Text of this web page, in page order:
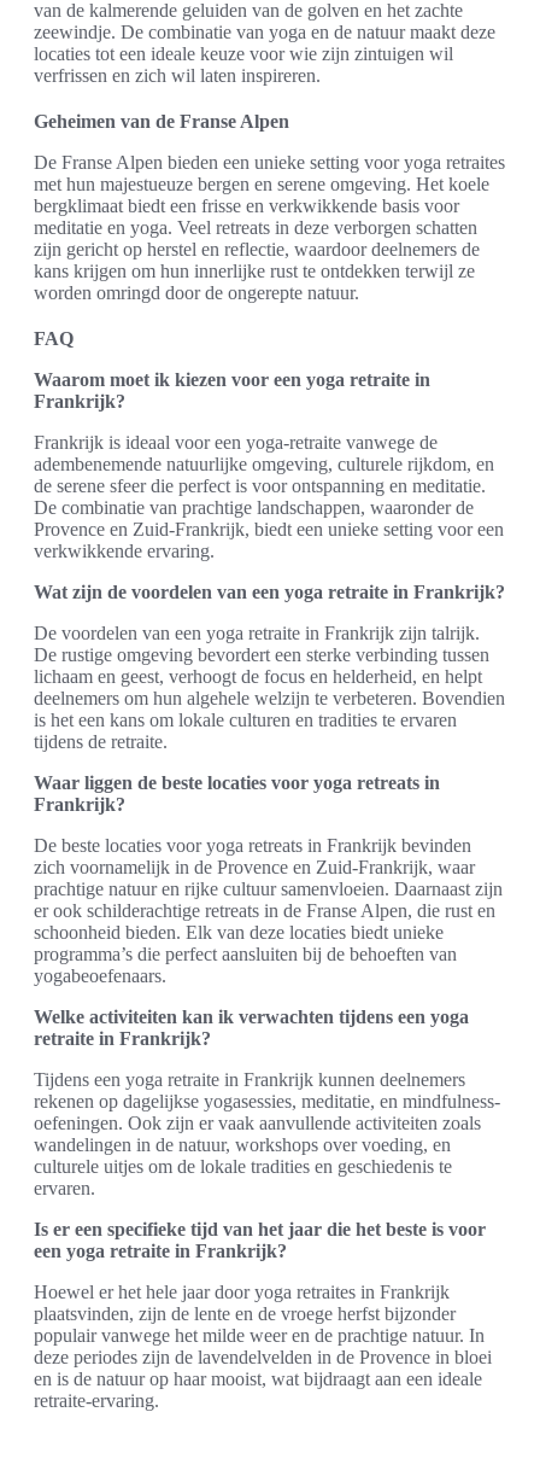
van de kalmerende geluiden van de golven en het zachte
zeewindje. De combinatie van yoga en de natuur maakt deze
locaties tot een ideale keuze voor wie zijn zintuigen wil
verfrissen en zich wil laten inspireren.
Geheimen van de Franse Alpen
De Franse Alpen bieden een unieke setting voor yoga retraites
met hun majestueuze bergen en serene omgeving. Het koele
bergklimaat biedt een frisse en verkwikkende basis voor
meditatie en yoga. Veel retreats in deze verborgen schatten
zijn gericht op herstel en reflectie, waardoor deelnemers de
kans krijgen om hun innerlijke rust te ontdekken terwijl ze
worden omringd door de ongerepte natuur.
FAQ
Waarom moet ik kiezen voor een yoga retraite in
Frankrijk?
Frankrijk is ideaal voor een yoga-retraite vanwege de
adembenemende natuurlijke omgeving, culturele rijkdom, en
de serene sfeer die perfect is voor ontspanning en meditatie.
De combinatie van prachtige landschappen, waaronder de
Provence en Zuid-Frankrijk, biedt een unieke setting voor een
verkwikkende ervaring.
Wat zijn de voordelen van een yoga retraite in Frankrijk?
De voordelen van een yoga retraite in Frankrijk zijn talrijk.
De rustige omgeving bevordert een sterke verbinding tussen
lichaam en geest, verhoogt de focus en helderheid, en helpt
deelnemers om hun algehele welzijn te verbeteren. Bovendien
is het een kans om lokale culturen en tradities te ervaren
tijdens de retraite.
Waar liggen de beste locaties voor yoga retreats in
Frankrijk?
De beste locaties voor yoga retreats in Frankrijk bevinden
zich voornamelijk in de Provence en Zuid-Frankrijk, waar
prachtige natuur en rijke cultuur samenvloeien. Daarnaast zijn
er ook schilderachtige retreats in de Franse Alpen, die rust en
schoonheid bieden. Elk van deze locaties biedt unieke
programma’s die perfect aansluiten bij de behoeften van
yogabeoefenaars.
Welke activiteiten kan ik verwachten tijdens een yoga
retraite in Frankrijk?
Tijdens een yoga retraite in Frankrijk kunnen deelnemers
rekenen op dagelijkse yogasessies, meditatie, en mindfulness-
oefeningen. Ook zijn er vaak aanvullende activiteiten zoals
wandelingen in de natuur, workshops over voeding, en
culturele uitjes om de lokale tradities en geschiedenis te
ervaren.
Is er een specifieke tijd van het jaar die het beste is voor
een yoga retraite in Frankrijk?
Hoewel er het hele jaar door yoga retraites in Frankrijk
plaatsvinden, zijn de lente en de vroege herfst bijzonder
populair vanwege het milde weer en de prachtige natuur. In
deze periodes zijn de lavendelvelden in de Provence in bloei
en is de natuur op haar mooist, wat bijdraagt aan een ideale
retraite-ervaring.